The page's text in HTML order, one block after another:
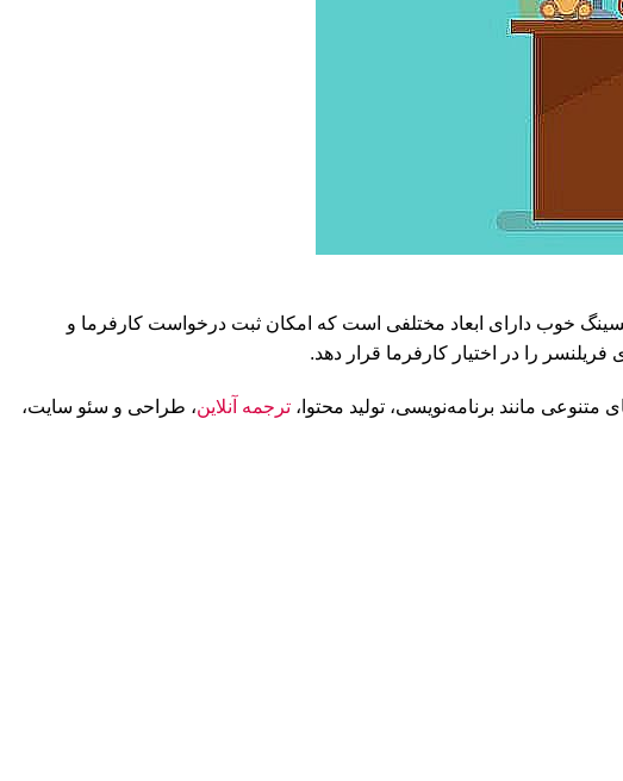
خوب دارای ابعاد مختلفی است که امکان ثبت درخواست کارفرما و
را در اختیار کارفرما قرار دهد.
متنوعی مانند برنامه‌نویسی، تولید محتوا، ترجمه آنلاین، طراحی و سئو سایت،